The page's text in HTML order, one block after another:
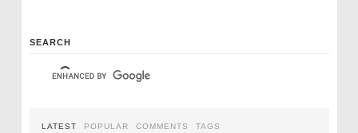
SEARCH
LATEST POPULAR COMMENTS TAGS